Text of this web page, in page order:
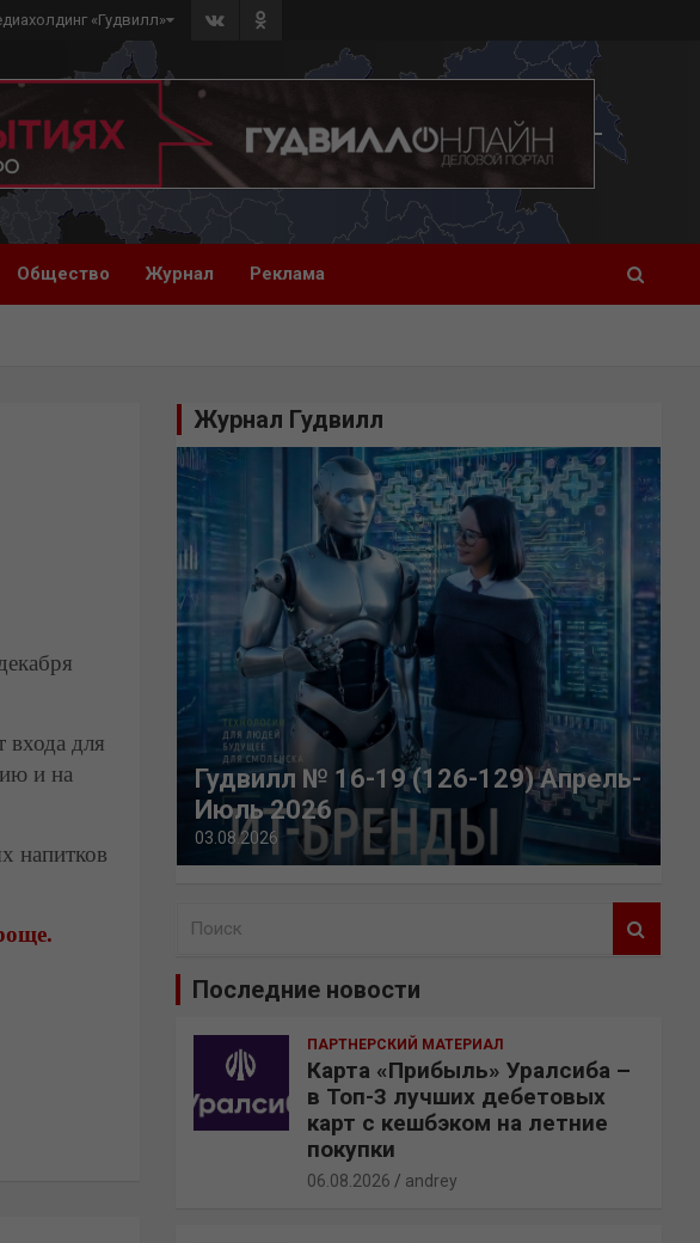
«Гудвилл»
Общество Журнал Реклама
входа для
и на
напитков
Журнал Гудвилл
Гудвилл № 16-19 (126-129) Апрель-
Июль 2026
03.08.2026
Последние новости
ПАРТНЕРСКИЙ МАТЕРИАЛ
Карта «Прибыль» Уралсиба –
в Топ-3 лучших дебетовых
карт с кешбэком на летние
покупки
06.08.2026 andrey